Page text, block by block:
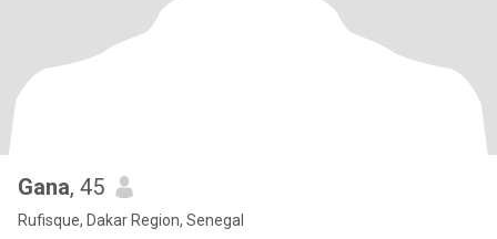
Gana, 45
Rufisque, Dakar Region, Senegal